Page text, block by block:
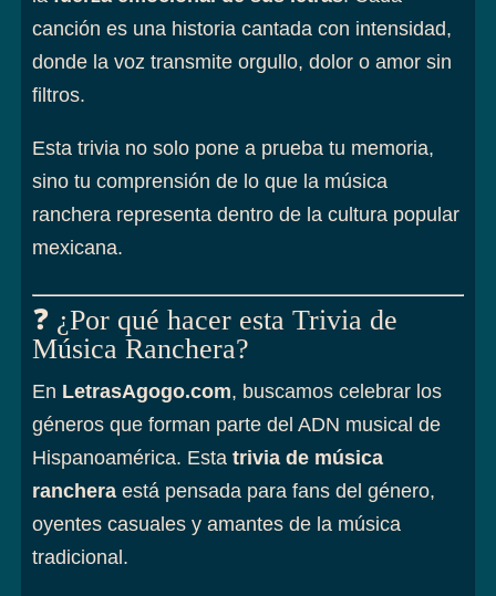
canción es una historia cantada con intensidad,
donde la voz transmite orgullo, dolor o amor sin
filtros.
Esta trivia no solo pone a prueba tu memoria,
sino tu comprensión de lo que la música
ranchera representa dentro de la cultura popular
mexicana.
❓ ¿Por qué hacer esta Trivia de
Música Ranchera?
En LetrasAgogo.com, buscamos celebrar los
géneros que forman parte del ADN musical de
Hispanoamérica. Estatrivia de música
ranchera está pensada para fans del género,
oyentes casuales y amantes de la música
tradicional.